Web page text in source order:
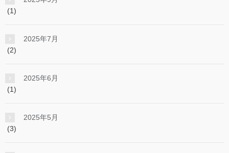
(1)
2025年7月
(2)
2025年6月
(1)
2025年5月
(3)